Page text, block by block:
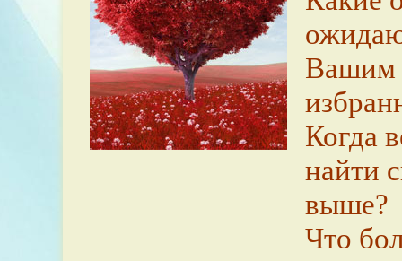
Вашим
Когда
найти
выше?
Что